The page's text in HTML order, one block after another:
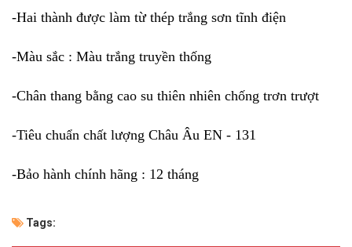
-Hai thành được làm từ thép trắng sơn tĩnh điện
-Màu sắc : Màu trắng truyền thống
-Chân thang bằng cao su thiên nhiên chống trơn trượt
-Tiêu chuẩn chất lượng Châu Âu EN - 131
-Bảo hành chính hãng : 12 tháng
Tags: